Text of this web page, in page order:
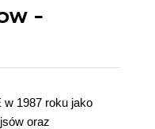
-
w 1987 roku jako
oraz